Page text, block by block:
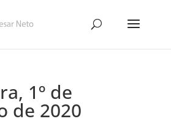
1º de
de 2020